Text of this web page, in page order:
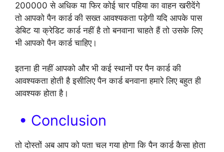
200000 से अधिक या फिर कोई चार पहिया का वाहन खरीदेंगे
तो आपको पैन कार्ड की सख्त आवश्यकता पड़ेगी यदि आपके पास
डेबिट या क्रेडिट कार्ड नहीं है तो बनवाना चाहते हैं तो उसके लिए
भी आपको पैन कार्ड चाहिए।
इतना ही नहीं आपको और भी कई स्थानों पर पैन कार्ड की
आवश्यकता होती है इसीलिए पैन कार्ड बनवाना हमारे लिए बहुत ही
आवश्यक होता है।
• Conclusion
तो दोस्तों अब आप को पता चल गया होगा कि पैन कार्ड कैसा होता